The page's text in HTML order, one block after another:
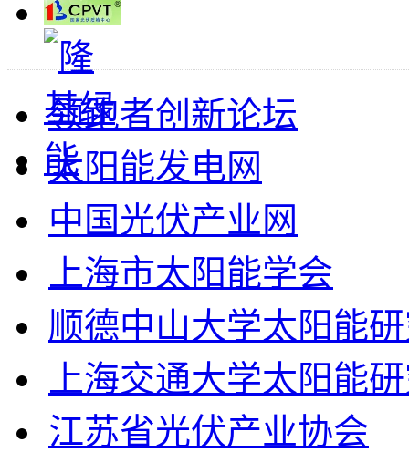
领跑者创新论坛
太阳能发电网
中国光伏产业网
上海市太阳能学会
顺德中山大学太阳能
上海交通大学太阳能
江苏省光伏产业协会